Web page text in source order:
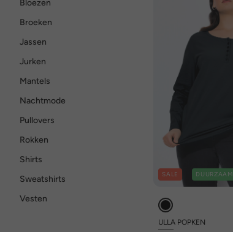
Bloezen
Broeken
Jassen
Jurken
Mantels
Nachtmode
Pullovers
Rokken
Shirts
Sweatshirts
Vesten
SALE DUURZAAM
ULLA POPKEN